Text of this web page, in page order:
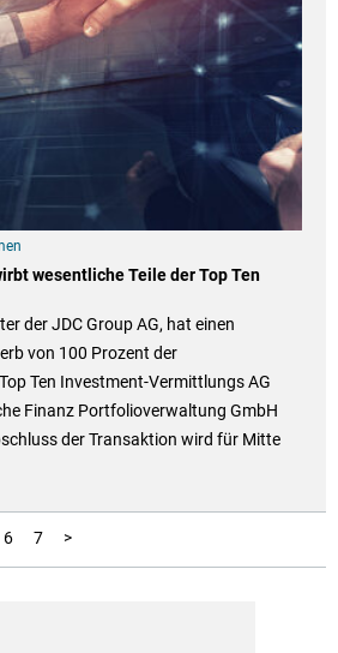
wesentliche Teile der Top Ten
der JDC Group AG, hat einen
von 100 Prozent der
Ten Investment-Vermittlungs AG
Finanz Portfolioverwaltung GmbH
der Transaktion wird für Mitte
6 7 >